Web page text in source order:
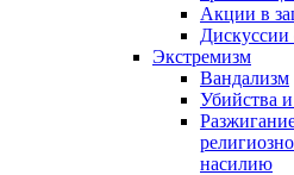
Акции в
Дискуссии
Экстремизм
Вандализм
Убийства
насилию